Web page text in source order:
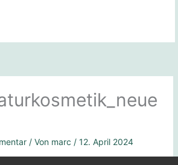
/ Von marc / 12. April 2024